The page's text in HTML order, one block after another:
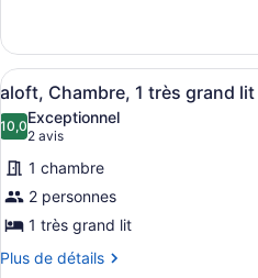
chambre :
Chambre
Deluxe,
1
très
grand
lit
Chambre
Deluxe,
1
grand
Afficher
toutes
les
photos
pour
ce
type
de
5
aloft, Chambre, 1 très grand lit
10,010,0 sur 10
Exceptionnel
2 avis
(2 avis)
1 chambre
2 personnes
1 très grand lit
Plus de détails
Plus